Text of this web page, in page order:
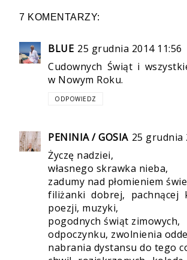
7 KOMENTARZY:
BLUE 25 grudnia 2014 11:56
Cudownych Świąt i
w Nowym Roku.
ODPOWIEDZ
PENINIA / GOSIA 25 grudnia
Życzę nadziei,
własnego skrawka nieba,
zadumy nad płomieniem
filiżanki dobrej, pachnącej
poezji, muzyki,
pogodnych świąt zimowych,
odpoczynku, zwolnienia
nabrania dystansu do tego